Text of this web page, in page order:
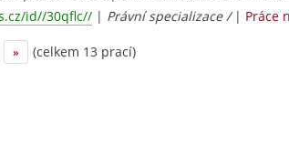
id//30qflc// | Právní specializace / | Práce
» (celkem 13 prací)